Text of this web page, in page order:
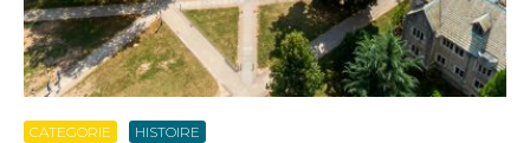
CATEGORIE HISTOIRE